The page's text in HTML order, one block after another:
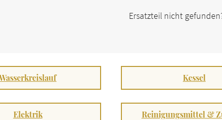
Ersatzteil nicht
Kessel
Elektrik Reinigungsmittel &